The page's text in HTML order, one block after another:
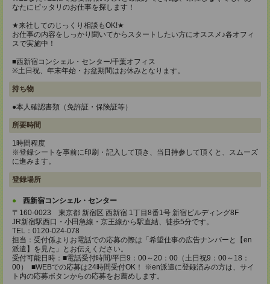
なたにピッタリのお仕事を探します！
★来社してのじっくり相談もOK!★
お仕事の内容をしっかり聞いてからスタートしたい方にオススメ♪各オフィ
スで実施中！
■西新宿コンシェル・センター/千葉オフィス
※土日祝、年末年始・お盆期間はお休みとなります。
持ち物
●本人確認書類（免許証・保険証等）
所要時間
1時間程度
※登録シートを事前に印刷・記入して頂き、当日持参して頂くと、スムーズ
に進みます。
登録場所
西新宿コンシェル・センター
〒160-0023 東京都 新宿区 西新宿 1丁目8番1号 新宿ビルディング8F
JR新宿駅西口・小田急線・京王線から駅直結、徒歩5分です。
TEL：0120-024-078
担当：受付係よりお電話での応募の際は「希望仕事の広告ナンバーと【en
派遣】を見た」とお伝えください。
受付可能日時：■電話受付時間/平日9：00～20：00（土日祝9：00～18：
00） ■WEBでの応募は24時間受付OK！ ※en派遣に登録済みの方は、サイ
ト内の応募ボタンからの応募をお薦めします。